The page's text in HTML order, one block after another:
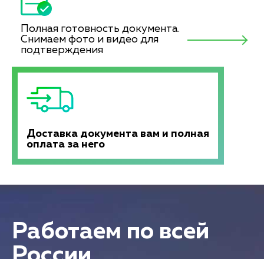
Полная готовность документа.
Снимаем фото и видео для
подтверждения
Доставка документа вам и полная
оплата за него
Работаем по всей